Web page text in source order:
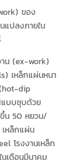
ของ
แปลงภายใน
าน (ex-work)
เหล็กแผ่นหนา
dip
แบบชุบด้วย
น 50 หยวน/
หล็กแผ่น
โรงงานเหล็ก
เดือนมีนาคม